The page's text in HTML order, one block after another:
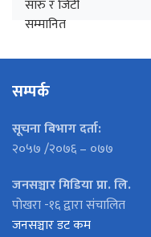
सम्पर्क
सूचना बिभाग दर्ता:
२०५७ /२०७६ – ०७७
जनसञ्चार मिडिया प्रा. लि.
पोखरा -१६ द्वारा संचालित
जनसञ्चार डट कम